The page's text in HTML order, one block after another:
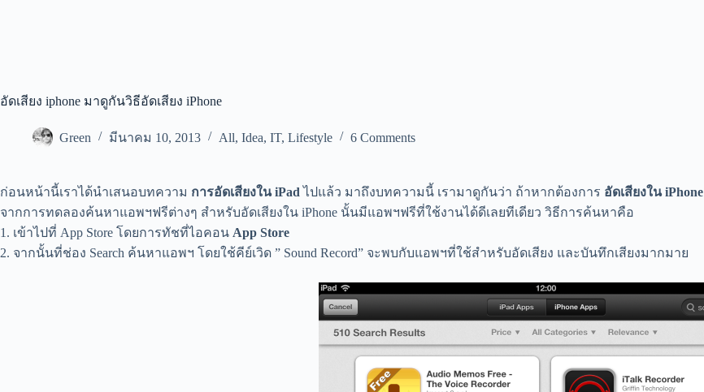
อัดเสียง iphone มาดูกันวิธีอัดเสียง iPhone
Green มีนาคม 10, 2013 All, Idea, IT, Lifestyle 6 Comments
ก่อนหน้านี้เราได้นำเสนอบทความ การอัดเสียงใน iPad ไปแล้ว มาถึงบทความนี้ เรามาดูกันว่า ถ้าหากต้องการ อัดเสียงใน iPhone
จากการทดลองค้นหาแอพฯฟรีต่างๆ สำหรับอัดเสียงใน iPhone นั้นมีแอพฯฟรีที่ใช้งานได้ดีเลยทีเดียว วิธีการค้นหาคือ
1. เข้าไปที่ App Store โดยการทัชที่ไอคอน App Store
2. จากนั้นที่ช่อง Search ค้นหาแอพฯ โดยใช้คีย์เวิด ” Sound Record” จะพบกับแอพฯที่ใช้สำหรับอัดเสียง และบันทึกเสียงมากมาย